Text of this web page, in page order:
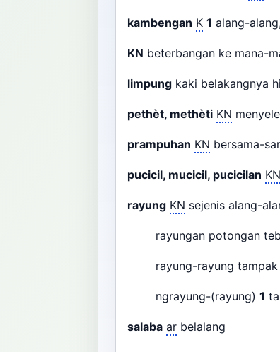
kambengan K 1 alang-
KN beterbangan ke mana-
limpung kaki belakangnya
pethèt, methèti KN
prampuhan KN bersama-
pucicil, mucicil, pucicilan KN
rayung KN sejenis alang-
rayungan potongan
rayung-rayung
ngrayung-(rayung) 1
salaba ar belalang